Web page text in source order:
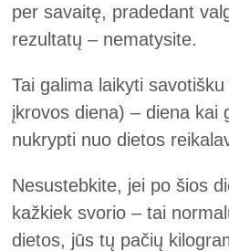
per savaitę, pradedant
rezultatų – nematysite.
Tai galima laikyti savotišku
įkrovos diena) – diena kai
nukrypti nuo dietos
Nesustebkite, jei po šios
kažkiek svorio – tai
dietos, jūs tų pačių